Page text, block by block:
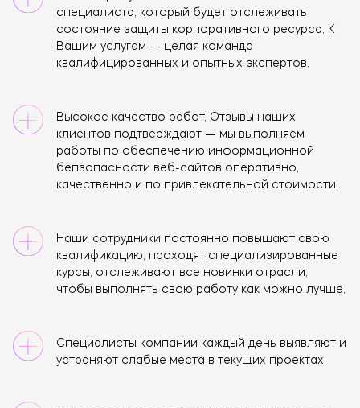
специалиста, который будет отслеживать
состояние защиты корпоративного ресурса. К
Вашим услугам — целая команда
квалифицированных и опытных экспертов.
Высокое качество работ. Отзывы наших
клиентов подтверждают — мы выполняем
работы по обеспечению информационной
бепзопасности веб-сайтов оперативно,
качественно и по привлекательной стоимости.
Наши сотрудники постоянно повышают свою
квалификацию, проходят специализированные
курсы, отслеживают все новинки отрасли,
чтобы выполнять свою работу как можно лучше.
Специалисты компании каждый день выявляют и
устраняют слабые места в текущих проектах.
Нажимая кнопку, я соглашаюсь на обработку
данных